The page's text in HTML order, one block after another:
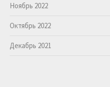
Ноябрь 2022
Октябрь 2022
Декабрь 2021